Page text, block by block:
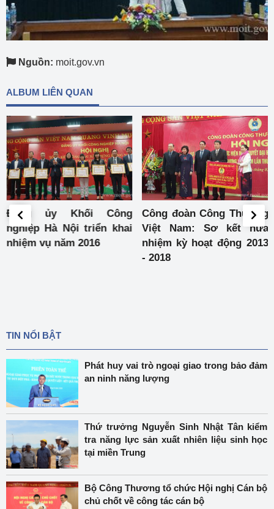
Nguồn: moit.gov.vn
ALBUM LIÊN QUAN
Đảng ủy Khối Công
nghiệp Hà Nội triển khai
nhiệm vụ năm 2016
Công đoàn Công Thương
Việt Nam: Sơ kết nửa
nhiệm kỳ hoạt động 2013
- 2018
TIN NỔI BẬT
Phát huy vai trò ngoại giao trong bảo đảm
an ninh năng lượng
Thứ trưởng Nguyễn Sinh Nhật Tân kiểm
tra năng lực sản xuất nhiên liệu sinh học
tại miền Trung
Bộ Công Thương tổ chức Hội nghị Cán bộ
chủ chốt về công tác cán bộ